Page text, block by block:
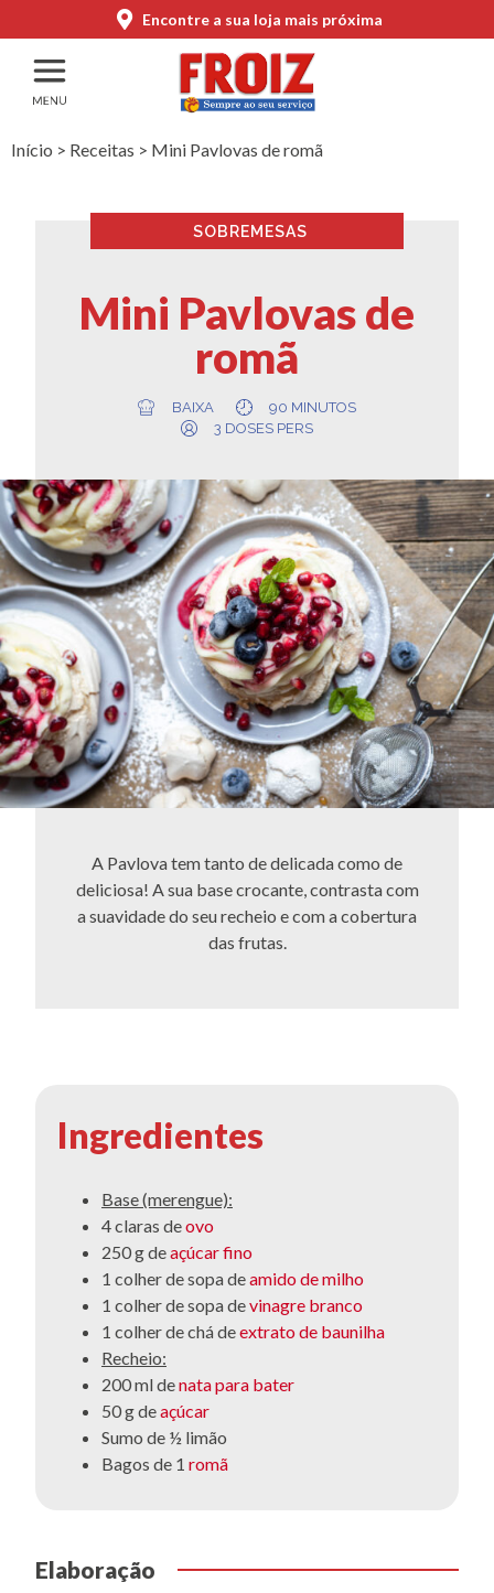
Encontre a sua loja mais próxima
Início > Receitas > Mini Pavlovas de romã
SOBREMESAS
Mini Pavlovas de
romã
BAIXA
90 MINUTOS
3 DOSES PERS
A Pavlova tem tanto de delicada como de
deliciosa! A sua base crocante, contrasta com
a suavidade do seu recheio e com a cobertura
das frutas.
Ingredientes
Base (merengue):
4 claras deovo
250 g deaçúcar fino
1 colher de sopa deamido de milho
1 colher de sopa devinagre branco
1 colher de chá deextrato de baunilha
Recheio:
200 ml denata para bater
50 g deaçúcar
Sumo de ½ limão
Bagos de 1 romã
Elaboração